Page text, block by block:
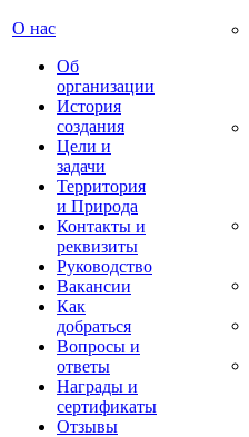
О нас
Об
организации
История
создания
Цели и
задачи
Территория
и Природа
Контакты и
реквизиты
Руководство
Вакансии
Как
добраться
Вопросы и
ответы
Награды и
сертификаты
Отзывы